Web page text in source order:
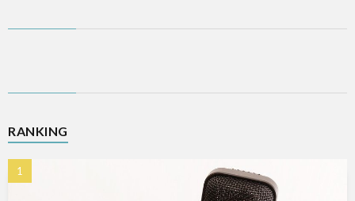
RANKING